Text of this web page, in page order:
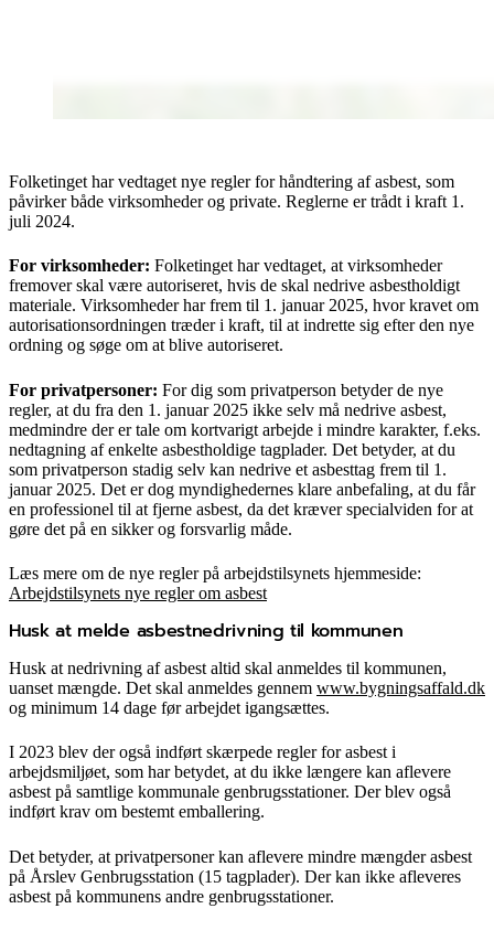
Folketinget har vedtaget nye regler for håndtering af asbest, som
påvirker både virksomheder og private. Reglerne er trådt i kraft 1.
juli 2024.
For virksomheder: Folketinget har vedtaget, at virksomheder
fremover skal være autoriseret, hvis de skal nedrive asbestholdigt
materiale. Virksomheder har frem til 1. januar 2025, hvor kravet om
autorisationsordningen træder i kraft, til at indrette sig efter den nye
ordning og søge om at blive autoriseret.
For privatpersoner: For dig som privatperson betyder de nye
regler, at du fra den 1. januar 2025 ikke selv må nedrive asbest,
medmindre der er tale om kortvarigt arbejde i mindre karakter, f.eks.
nedtagning af enkelte asbestholdige tagplader. Det betyder, at du
som privatperson stadig selv kan nedrive et asbesttag frem til 1.
januar 2025. Det er dog myndighedernes klare anbefaling, at du får
en professionel til at fjerne asbest, da det kræver specialviden for at
gøre det på en sikker og forsvarlig måde.
Læs mere om de nye regler på arbejdstilsynets hjemmeside:
Arbejdstilsynets nye regler om asbest
Husk at melde asbestnedrivning til kommunen
Husk at nedrivning af asbest altid skal anmeldes til kommunen,
uanset mængde. Det skal anmeldes gennem www.bygningsaffald.dk
og minimum 14 dage før arbejdet igangsættes.
I 2023 blev der også indført skærpede regler for asbest i
arbejdsmiljøet, som har betydet, at du ikke længere kan aflevere
asbest på samtlige kommunale genbrugsstationer. Der blev også
indført krav om bestemt emballering.
Det betyder, at privatpersoner kan aflevere mindre mængder asbest
på Årslev Genbrugsstation (15 tagplader). Der kan ikke afleveres
asbest på kommunens andre genbrugsstationer.